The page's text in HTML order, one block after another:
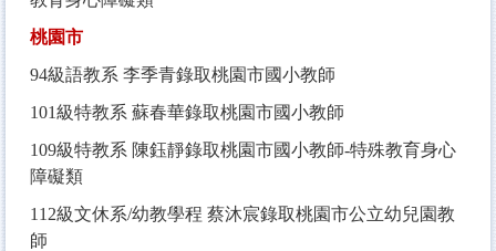
桃園市
94級語教系 李季青錄取桃園市國小教師
101級特教系 蘇春華錄取桃園市國小教師
109級特教系 陳鈺靜錄取桃園市國小教師-特殊教育身心
障礙類
112級文休系/幼教學程 蔡沐宸錄取桃園市公立幼兒園教
師